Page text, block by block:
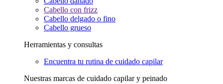
Cabello con frizz
Cabello delgado o fino
Cabello grueso
Herramientas y consultas
Encuentra tu rutina de cuidado capilar
Nuestras marcas de cuidado capilar y peinado